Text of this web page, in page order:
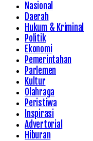
Nasional
Daerah
Hukum & Kriminal
Politik
Ekonomi
Pemerintahan
Parlemen
Kultur
Olahraga
Peristiwa
Inspirasi
Advertorial
Hiburan